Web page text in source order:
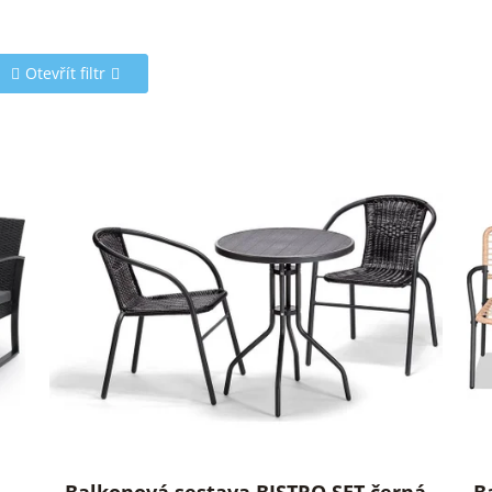
Otevřít filtr